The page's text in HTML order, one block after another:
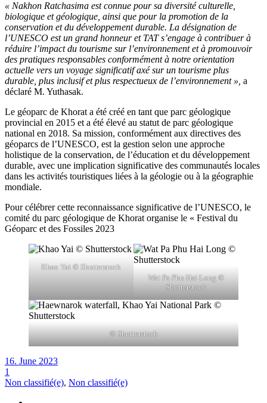
« Nakhon Ratchasima est connue pour sa diversité culturelle,
biologique et géologique, ainsi que pour la promotion de la
conservation et du développement durable. La désignation de
l’UNESCO est un grand honneur et TAT s’engage à contribuer à
réduire l’impact du tourisme sur l’environnement et à promouvoir
des pratiques responsables conformément à notre orientation
actuelle vers un voyage significatif axé sur un tourisme plus
durable, plus inclusif et plus respectueux de l’environnement », a
déclaré M. Yuthasak.
Le géoparc de Khorat a été créé en tant que parc géologique
provincial en 2015 et a été élevé au statut de parc géologique
national en 2018. Sa mission, conformément aux directives des
géoparcs de l’UNESCO, est la gestion selon une approche
holistique de la conservation, de l’éducation et du développement
durable, avec une implication significative des communautés locales
dans les activités touristiques liées à la géologie ou à la géographie
mondiale.
Pour célébrer cette reconnaissance significative de l’UNESCO, le
comité du parc géologique de Khorat organise le « Festival du
Géoparc et des Fossiles 2023
Khao Yai © Shutterstock
Wat Pa Phu Hai Long ©
Shutterstock
© Shutterstock
16. June 2023
1
Non classifié(e), Non classifié(e)